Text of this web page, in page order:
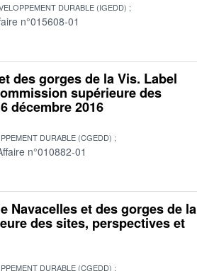
DURABLE (IGEDD)
n°015608-01
des gorges de la Vis. Label
supérieure des
décembre 2016
DURABLE (CGEDD)
n°010882-01
Navacelles et des gorges de la
des sites, perspectives et
DURABLE (CGEDD)